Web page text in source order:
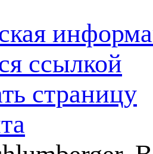
ссылкой
страницу